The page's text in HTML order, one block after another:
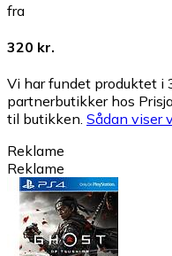
fra
320 kr.
Vi har fundet produktet i
partnerbutikker hos
til butikken. Sådan viser
Reklame
Reklame